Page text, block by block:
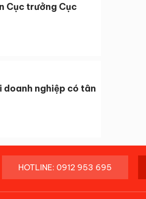
Cục trưởng Cục
doanh nghiệp có tân
HOTLINE: 0912 953 695